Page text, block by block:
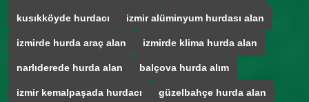
kusıkköyde hurdacı izmir alüminyum hurdası alan
izmirde hurda araç alan izmirde klima hurda alan
narlıderede hurda alan balçova hurda alım
izmir kemalpaşada hurdacı güzelbahçe hurda alan